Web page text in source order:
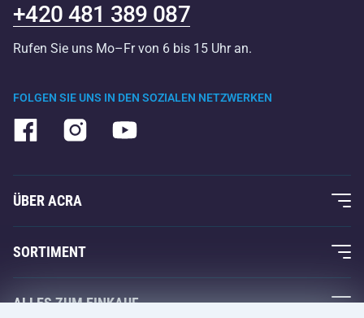
FOLGEN SIE UNS IN DEN SOZIALEN NETZWERKEN
+420 481 389 087
Rufen Sie uns Mo–Fr von 6 bis 15 Uhr an.
ÜBER ACRA
Über uns
Acra-Garantie
Kontakte
SORTIMENT
Fitness und Krafttraining
ALLES ZUM EINKAUF